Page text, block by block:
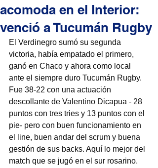
acomoda en el Interior:
venció a Tucumán Rugby
El Verdinegro sumó su segunda
victoria, había empatado el primero,
ganó en Chaco y ahora como local
ante el siempre duro Tucumán Rugby.
Fue 38-22 con una actuación
descollante de Valentino Dicapua - 28
puntos con tres tries y 13 puntos con el
pie- pero con buen funcionamiento en
el line, buen andar del scrum y buena
gestión de sus backs. Aquí lo mejor del
match que se jugó en el sur rosarino.